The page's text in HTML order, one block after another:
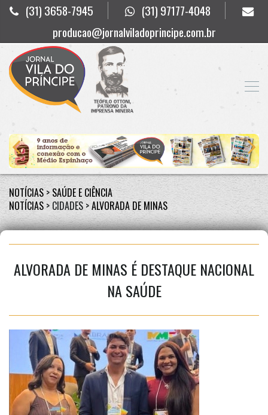
(31) 3658-7945
(31) 97177-4048
producao@jornalviladoprincipe.com.br
NOTÍCIAS > SAÚDE E CIÊNCIA
NOTÍCIAS > CIDADES >ALVORADA DE MINAS
ALVORADA DE MINAS É DESTAQUE NACIONAL
NA SAÚDE